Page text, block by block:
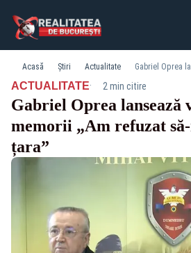
Acasă Știri Actualitate
ACTUALITATE· 2 min citire
Gabriel Oprea lansează
memorii „Am refuzat
țara”